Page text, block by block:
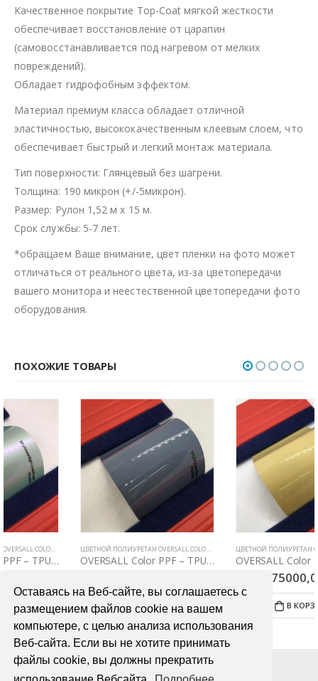
Оставаясь на Веб-сайте, вы соглашаетесь с
размещением файлов cookie на вашем
компьютере, с целью анализа использования
Веб-сайта. Если вы не хотите принимать
файлы cookie, вы должны прекратить
Качественное покрытие Top-Coat мягкой жесткости
обеспечивает восстановление от царапин
(самовосстанавливается под нагревом от мелких
повреждений).
Обладает гидрофобным эффектом.
Материал премиум класса обладает отличной
эластичностью, высококачественным клеевым слоем, что
обеспечивает быстрый и легкий монтаж материала.
Тип поверхности: Глянцевый без шагрени.
Толщина: 190 микрон (+/-5микрон).
Размер: Рулон 1,52 м х 15 м.
Срок службы: 5-7 лет.
*обращаем Ваше внимание, цвет пленки на фото может
отличаться от реального цвета, из-за цветопередачи
вашего монитора и неестественной цветопередачи фото
оборудования.
ПОХОЖИЕ ТОВАРЫ
ЦВЕТНОЙ ПОЛИУРЕТАН OVERSALL COLOR PPF
OVERSALL Color PPF – TPU3002 Meteor blue
В КОРЗИНУ
ЦВЕТНОЙ ПОЛИУРЕТАН OVERSALL COLOR PPF
OVERSALL Color PPF – TPU3011 Cloudy Yellow
В КОРЗИНУ